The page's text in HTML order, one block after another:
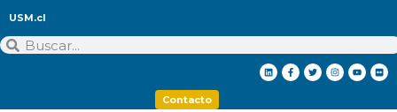
USM.cl
Contacto